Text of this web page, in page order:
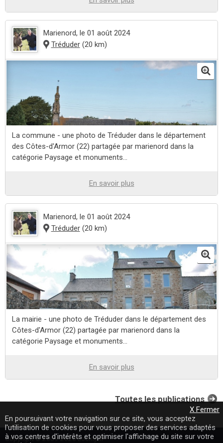
Marienord, le 01 août 2024
Tréduder(20 km)
La commune - une photo de Tréduder dans le département
des Côtes-d'Armor (22) partagée par marienord dans la
catégorie Paysage et monuments...
En savoir plus
Marienord, le 01 août 2024
Tréduder(20 km)
La mairie - une photo de Tréduder dans le département des
Côtes-d'Armor (22) partagée par marienord dans la
catégorie Paysage et monuments...
En savoir plus
Toutes les publications
Copyright © 2009-2020 Loomji.fr
X Fermer
En poursuivant votre navigation sur ce site, vous acceptez
l'utilisation de cookies pour vous proposer des services adaptés
à vos centres d'intérêts et optimiser l'affichage du site sur votre